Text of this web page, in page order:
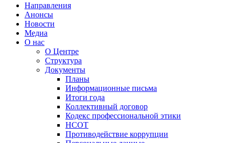
Направления
Анонсы
Новости
Медиа
О нас
О Центре
Структура
Документы
Планы
Информационные письма
Итоги года
Коллективный договор
Кодекс профессиональной этики
НСОТ
Противодействие коррупции